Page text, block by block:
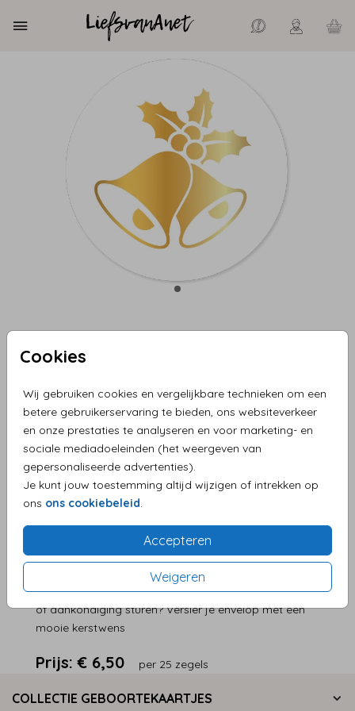
Cookies
Wij gebruiken cookies en vergelijkbare technieken om een
betere gebruikerservaring te bieden, ons websiteverkeer
en onze prestaties te analyseren en voor marketing- en
sociale mediadoeleinden (het weergeven van
gepersonaliseerde advertenties).
Je kunt jouw toestemming altijd wijzigen of intrekken op
ons ons cookiebeleid.
Accepteren
Weigeren
Sluitzegel kerstbel
Heb je vragen? Neem dan contact met ons op.
Persoonlijke service en supersnelle levering
Eenvoudig zelf je product maken
Levering aan huis
X-mas sluitstickers! Rond de feestdagen je uitnodiging
of aankondiging sturen? Versier je envelop met een
mooie kerstwens
Prijs:€ 6,50 per 25 zegels
COLLECTIE GEBOORTEKAARTJES